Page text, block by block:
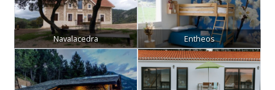
Navalacedra Entheos